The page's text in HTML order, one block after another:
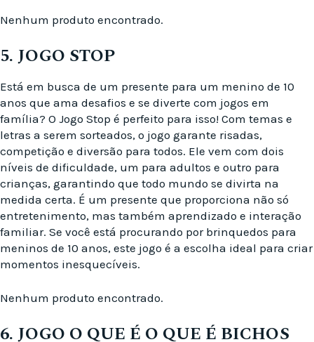
Nenhum produto encontrado.
5. JOGO STOP
Está em busca de um presente para um menino de 10
anos que ama desafios e se diverte com jogos em
família? O Jogo Stop é perfeito para isso! Com temas e
letras a serem sorteados, o jogo garante risadas,
competição e diversão para todos. Ele vem com dois
níveis de dificuldade, um para adultos e outro para
crianças, garantindo que todo mundo se divirta na
medida certa. É um presente que proporciona não só
entretenimento, mas também aprendizado e interação
familiar. Se você está procurando por brinquedos para
meninos de 10 anos, este jogo é a escolha ideal para criar
momentos inesquecíveis.
Nenhum produto encontrado.
6. JOGO O QUE É O QUE É BICHOS